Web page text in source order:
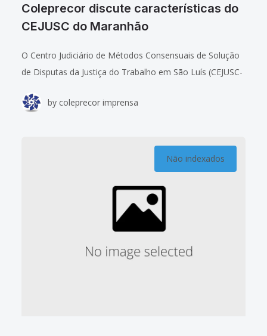
Coleprecor discute características do
CEJUSC do Maranhão
O Centro Judiciário de Métodos Consensuais de Solução
de Disputas da Justiça do Trabalho em São Luís (CEJUSC-
substituta da 6ª Vara do
by coleprecor imprensa
Não indexados